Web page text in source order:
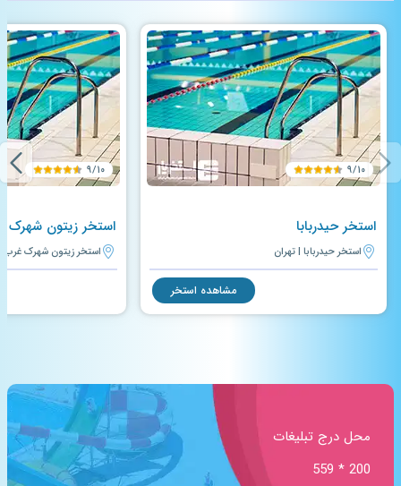
۹/۱۰
استخر حیدربابا
استخر حیدربابا | تهران
مشاهده استخر
۹/۱۰
استخر زیتون شهرک
استخر زیتون شهرک غرب
محل درج تبلیغات
200 * 559